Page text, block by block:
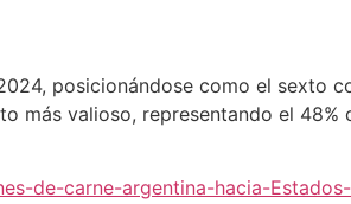
posicionándose como el sexto
más valioso, representando el 48%
de-carne-argentina-hacia-